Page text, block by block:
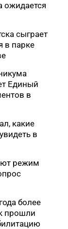
ожидается
сыграет
в парке
Единый
в
какие
в
режим
более
прошли